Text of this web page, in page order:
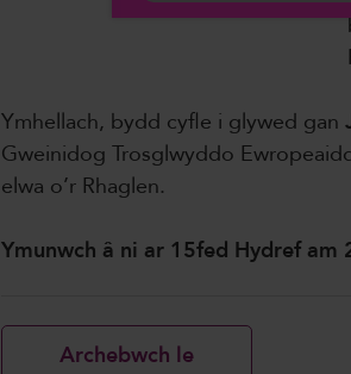
Ymhellach, bydd cyfle i glywed gan
Gweinidog Trosglwyddo
elwa o’r Rhaglen.
Ymunwch â ni ar 15fed Hydref am
Archebwch le